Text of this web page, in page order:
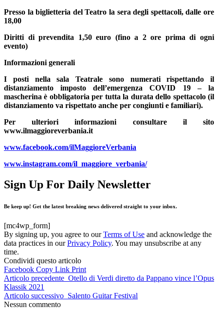
Presso la biglietteria del Teatro la sera degli spettacoli, dalle ore
18,00
Diritti di prevendita 1,50 euro (fino a 2 ore prima di ogni
evento)
Informazioni generali
I posti nella sala Teatrale sono numerati rispettando il
distanziamento imposto dell’emergenza COVID 19 – la
mascherina è obbligatoria per tutta la durata dello spettacolo (il
distanziamento va rispettato anche per congiunti e familiari).
Per ulteriori informazioni consultare il sito
www.ilmaggioreverbania.it
www.facebook.com/ilMaggioreVerbania
www.instagram.com/il_maggiore_verbania/
Sign Up For Daily Newsletter
Be keep up! Get the latest breaking news delivered straight to your inbox.
[mc4wp_form]
By signing up, you agree to ourTerms of Use and acknowledge the
data practices in ourPrivacy Policy. You may unsubscribe at any
time.
Condividi questo articolo
Facebook Copy Link Print
Articolo precedente Otello di Verdi diretto da Pappano vince l’Opus
Klassik 2021
Articolo successivo Salento Guitar Festival
Nessun commento